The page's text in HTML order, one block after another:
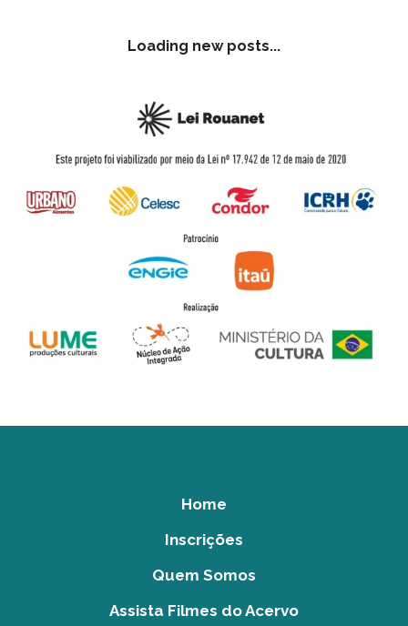
Loading new posts...
Home
Inscrições
Quem Somos
Assista Filmes do Acervo